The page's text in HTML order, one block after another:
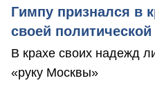
Гимпу признался в
своей
В крахе своих надежд
«руку Москвы»